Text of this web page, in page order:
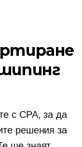
с CPA, за да
решения за